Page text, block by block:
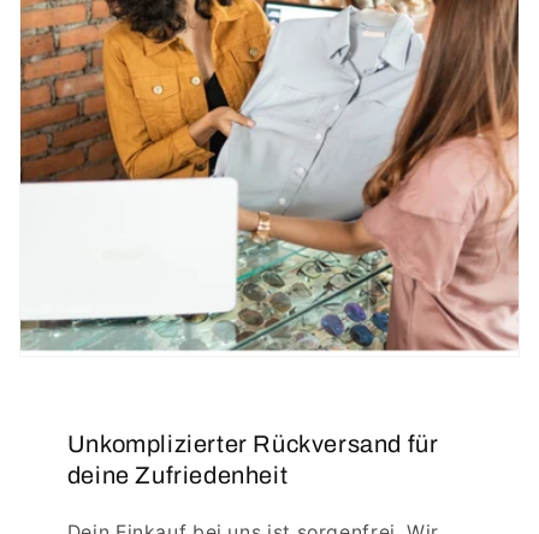
Unkomplizierter Rückversand für
deine Zufriedenheit